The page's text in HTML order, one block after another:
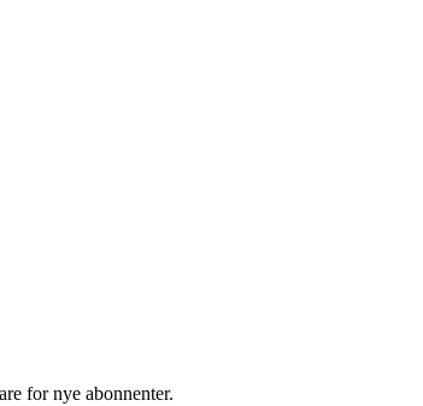
for nye abonnenter.